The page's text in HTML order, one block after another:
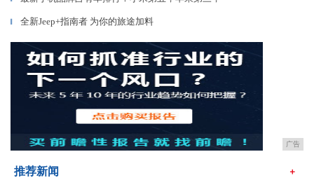
▎ 全新Jeep+指南者 为你的旅途加料
广告
推荐新闻 ＋